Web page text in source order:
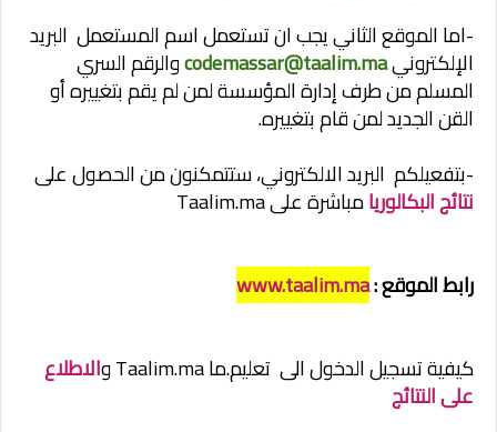
-اما الموقع الثاني يجب ان تستعمل اسم المستعمل البريد
الإلكترونيcodemassar@taalim.maوالرقم السري
المسلم من طرف إدارة المؤسسة لمن لم يقم بتغييره أو
القن الجديد لمن قام بتغييره.
-بتفعيلكم البريد الالكتروني، ستتمكنون من الحصول على
نتائج البكالوريامباشرة على Taalim.ma
رابط الموقع :www.taalim.ma
كيفية تسجيل الدخول الى تعليم.ما Taalim.ma و الاطلاع
على النتائج